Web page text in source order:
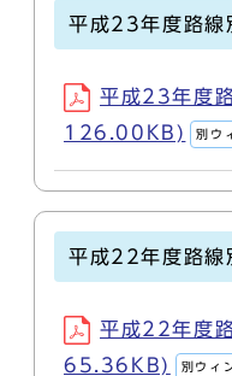
平成23年度路線
平成23年度
126.00KB)
別ウ
平成22年度路線
平成22年度
65.36KB)
別ウィ